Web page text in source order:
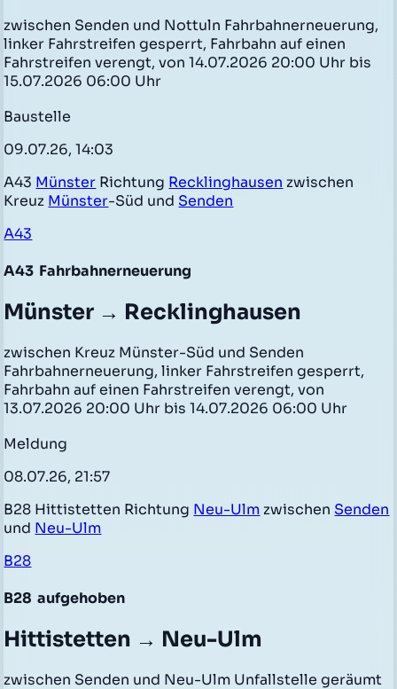
zwischen Senden und Nottuln Fahrbahnerneuerung,
linker Fahrstreifen gesperrt, Fahrbahn auf einen
Fahrstreifen verengt, von 14.07.2026 20:00 Uhr bis
15.07.2026 06:00 Uhr
Baustelle
09.07.26, 14:03
A43 Münster Richtung Recklinghausen zwischen
Kreuz Münster-Süd und Senden
A43
A43 Fahrbahnerneuerung
Münster → Recklinghausen
zwischen Kreuz Münster-Süd und Senden
Fahrbahnerneuerung, linker Fahrstreifen gesperrt,
Fahrbahn auf einen Fahrstreifen verengt, von
13.07.2026 20:00 Uhr bis 14.07.2026 06:00 Uhr
Meldung
08.07.26, 21:57
B28 Hittistetten Richtung Neu-Ulm zwischen Senden
und Neu-Ulm
B28
B28 aufgehoben
Hittistetten → Neu-Ulm
zwischen Senden und Neu-Ulm Unfallstelle geräumt